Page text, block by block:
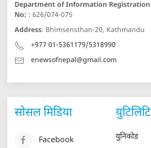
Department of Information Registration
No: : 626/074-075
Address: Bhimsensthan-20, Kathmandu
+977 01-5361179/5318990
enewsofnepal@gmail.com
सोसल मिडिया
Facebook
युटिलिटि
युनिकोड